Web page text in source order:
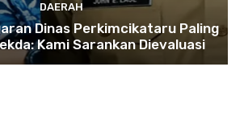
DAERAH
Dinas Perkimcikataru Paling
Kami Sarankan Dievaluasi